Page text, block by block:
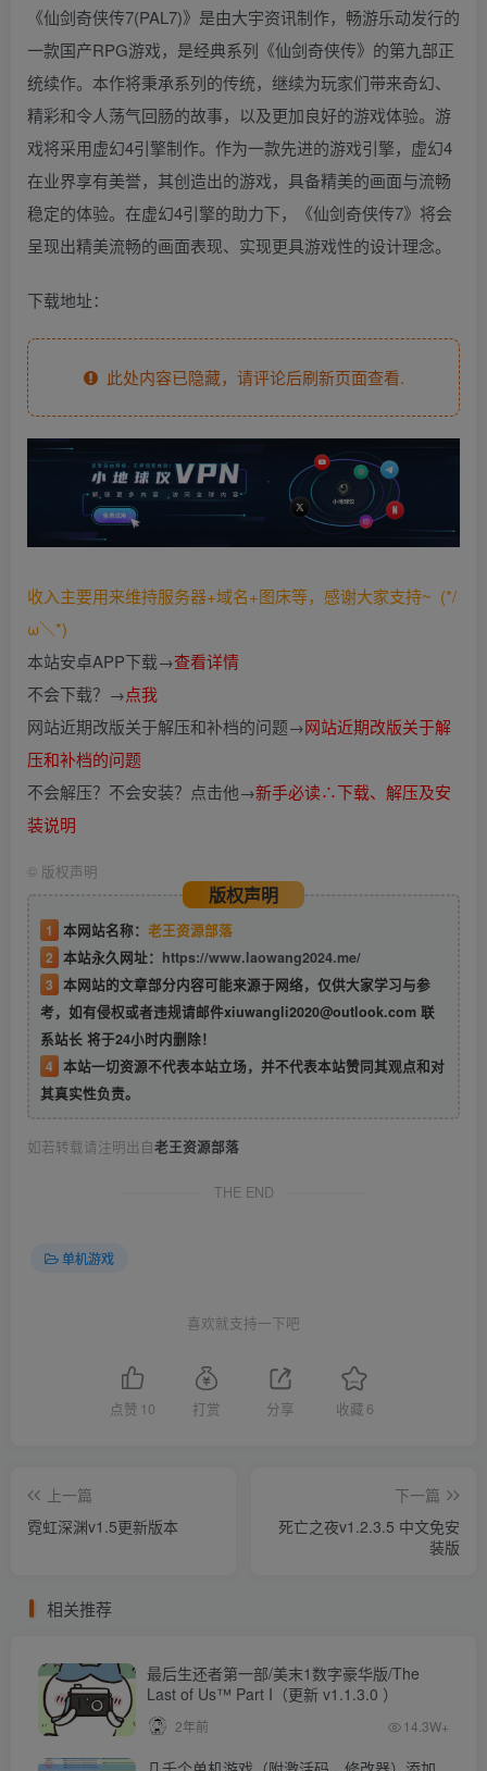
《仙剑奇侠传7(PAL7)》是由大宇资讯制作，畅游乐动发行的
一款国产RPG游戏，是经典系列《仙剑奇侠传》的第九部正
统续作。本作将秉承系列的传统，继续为玩家们带来奇幻、
精彩和令人荡气回肠的故事，以及更加良好的游戏体验。游
戏将采用虚幻4引擎制作。作为一款先进的游戏引擎，虚幻4
在业界享有美誉，其创造出的游戏，具备精美的画面与流畅
稳定的体验。在虚幻4引擎的助力下，《仙剑奇侠传7》将会
呈现出精美流畅的画面表现、实现更具游戏性的设计理念。
下载地址：
此处内容已隐藏，请评论后刷新页面查看.
收入主要用来维持服务器+域名+图床等，感谢大家支持~ (*/
ω＼*)
本站安卓APP下载→查看详情
不会下载？→点我
网站近期改版关于解压和补档的问题→网站近期改版关于解
压和补档的问题
不会解压？不会安装？点击他→新手必读∴下载、解压及安
装说明
© 版权声明
版权声明
1 本网站名称： 老王资源部落
2 本站永久网址： https://www.laowang2024.me/
3 本网站的文章部分内容可能来源于网络，仅供大家学习与参
考，如有侵权或者违规请邮件xiuwangli2020@outlook.com 联
系站长 将于24小时内删除！
4 本站一切资源不代表本站立场，并不代表本站赞同其观点和对
其真实性负责。
如若转载请注明出自老王资源部落
THE END
单机游戏
喜欢就支持一下吧
点赞 10 打赏 分享 收藏 6
上一篇
霓虹深渊v1.5更新版本
下一篇
死亡之夜v1.2.3.5 中文免安
装版
相关推荐
最后生还者第一部/美末1数字豪华版/The
Last of Us™ Part I（更新 v1.1.3.0 ）
2年前 14.3W+